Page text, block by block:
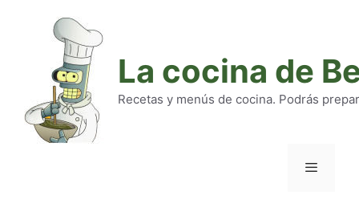
La cocina de
Recetas y menús de cocina. Podrás